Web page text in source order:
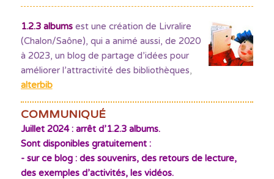
1.2.3 albumsest une création de Livralire
(Chalon/Saône), qui a animé aussi, de 2020
à 2023, un blog de partage d’idées pour
améliorer l’attractivité des bibliothèques,
alterbib
COMMUNIQUÉ
Juillet 2024 : arrêt d’1.2.3 albums.
Sont disponibles gratuitement :
- sur ce blog : des souvenirs, des retours de lecture,
des exemples d’activités, les vidéos.